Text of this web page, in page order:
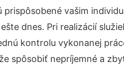
vašim
dnes. Pri realizácií
kontrolu vykonanej
spôsobiť nepríjemné a